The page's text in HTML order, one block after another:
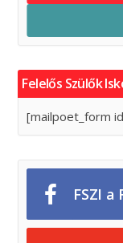
Felelős Szülők
[mailpoet_form
FSZI a